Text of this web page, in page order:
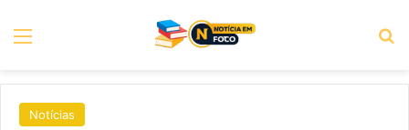
Menu
Notícias